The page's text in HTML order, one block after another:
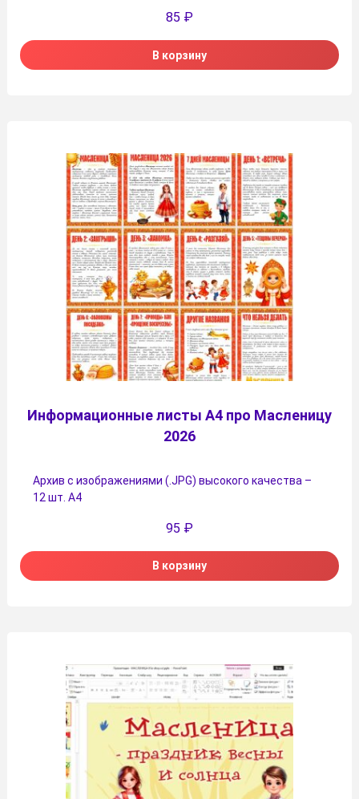
85 ₽
В корзину
Информационные листы А4 про Масленицу
2026
Архив с изображениями (.JPG) высокого качества –
12 шт. А4
95 ₽
В корзину